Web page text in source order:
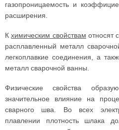
газопроницаемость и
расширения.
Кхимическим свойствам относят
расплавленный металл
легкоплавкие соединения, а
металл сварочной ванны.
Физические свойства
значительное влияние на
сварного шва. Во всех
плавлении плотность шлака